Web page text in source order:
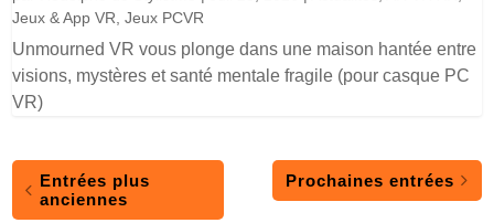
Jeux & App VR ,Jeux PCVR
Unmourned VR vous plonge dans une maison hantée entre
visions, mystères et santé mentale fragile (pour casque PC
VR)
Entrées plus
anciennes
Prochaines entrées